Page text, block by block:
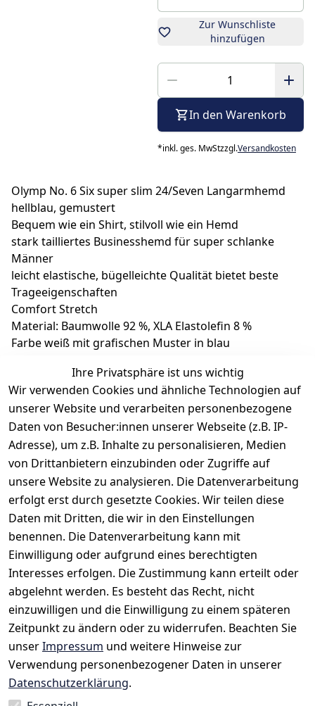
Zur Wunschliste
hinzufügen
In den Warenkorb
*inkl. ges. MwStzzgl.Versandkosten
Olymp No. 6 Six super slim 24/Seven Langarmhemd
hellblau, gemustert
Bequem wie ein Shirt, stilvoll wie ein Hemd
stark tailliertes Businesshemd für super schlanke
Männer
leicht elastische, bügelleichte Qualität bietet beste
Trageeigenschaften
Comfort Stretch
Material: Baumwolle 92 %, XLA Elastolefin 8 %
Farbe weiß mit grafischen Muster in blau
ohne Brusttasche
langarm
schmale Knopfleiste
Ihre Privatsphäre ist uns wichtig
Wir verwenden Cookies und ähnliche Technologien auf
unserer Website und verarbeiten personenbezogene
Daten von Besucher:innen unserer Webseite (z.B. IP-
Adresse), um z.B. Inhalte zu personalisieren, Medien
von Drittanbietern einzubinden oder Zugriffe auf
unsere Website zu analysieren. Die Datenverarbeitung
erfolgt erst durch gesetzte Cookies. Wir teilen diese
Daten mit Dritten, die wir in den Einstellungen
benennen. Die Datenverarbeitung kann mit
Einwilligung oder aufgrund eines berechtigten
Interesses erfolgen. Die Zustimmung kann erteilt oder
abgelehnt werden. Es besteht das Recht, nicht
einzuwilligen und die Einwilligung zu einem späteren
Zeitpunkt zu ändern oder zu widerrufen. Beachten Sie
unserImpressum und weitere Hinweise zur
Verwendung personenbezogener Daten in unserer
Datenschutzerklärung.
Rechtliches
AGB
Impressum
Datenschutze
rklärung
Widerrufsrec
ht
Kontakt
Kontakt
Registrieren